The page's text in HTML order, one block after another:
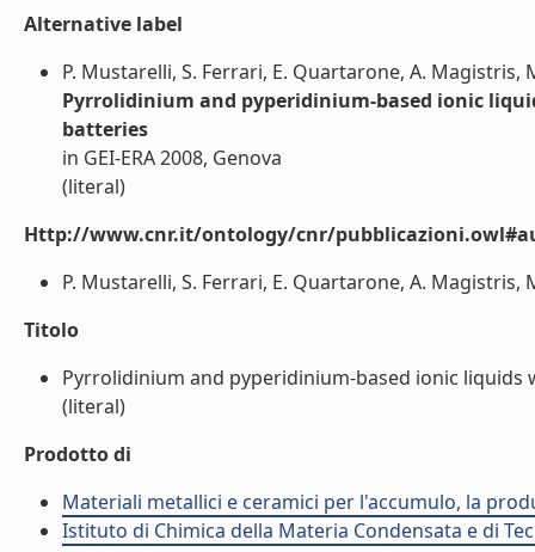
Alternative label
P. Mustarelli, S. Ferrari, E. Quartarone, A. Magistris,
Pyrrolidinium and pyperidinium-based ionic
batteries
in GEI-ERA 2008, Genova
(literal)
Http://www.cnr.it/ontology/cnr/
P. Mustarelli, S. Ferrari, E. Quartarone, A. Magistris,
Titolo
Pyrrolidinium and pyperidinium-based ionic
(literal)
Prodotto di
Materiali metallici e ceramici per l'accumulo, la
Istituto di Chimica della Materia Condensata e di